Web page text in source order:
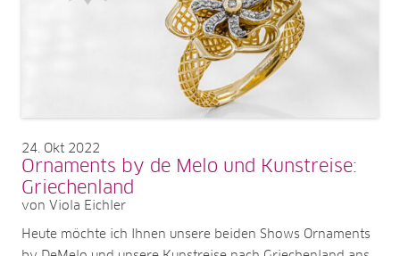
24 Okt 2022
Ornaments by de Melo und Kunstreise:
Griechenland
von Viola Eichler
Heute möchte ich Ihnen unsere beiden Shows Ornaments